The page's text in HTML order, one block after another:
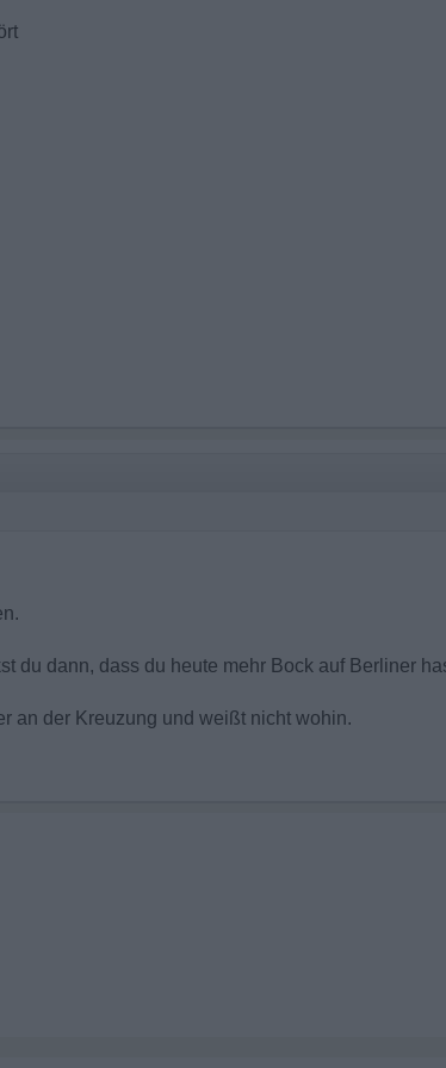
du dann, dass du heute mehr Bock auf Berliner
an der Kreuzung und weißt nicht wohin.